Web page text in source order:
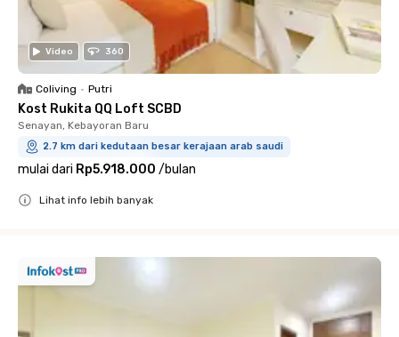
Video 360
Coliving • Putri
Kost Rukita QQ Loft SCBD
Senayan, Kebayoran Baru
2.7 km dari kedutaan besar kerajaan arab saudi
mulai dari Rp5.918.000 /bulan
Lihat info lebih banyak